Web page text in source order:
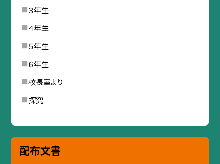
３年生
４年生
５年生
６年生
校長室より
探究
配布文書